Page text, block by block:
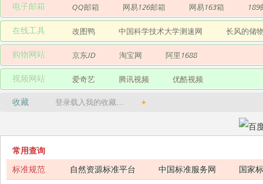
电子邮箱 QQ邮箱 网易126邮箱 网易163箱 189
在线工具 改图鸭 中国科学技术大学测速网 长风的储
购物网站 京东JD 淘宝网 阿里1688
视频网站 爱奇艺 腾讯视频 优酷视频
收藏 登录载入我的收藏… +
常用查询
标准规范
自然资源标准平台 中国标准服务网
国家